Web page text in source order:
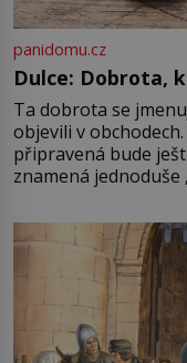
panidomu.cz
Dulce: Dobrota,
Ta dobrota se
objevili v
připravená bude
znamená jednoduše
pře hned několik
Francie, kde se